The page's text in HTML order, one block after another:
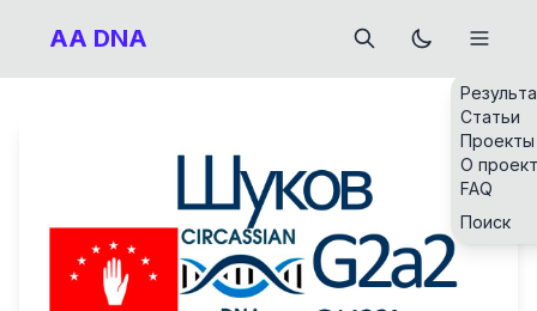
AA DNA
Статьи
Проекты
О
FAQ
Поиск